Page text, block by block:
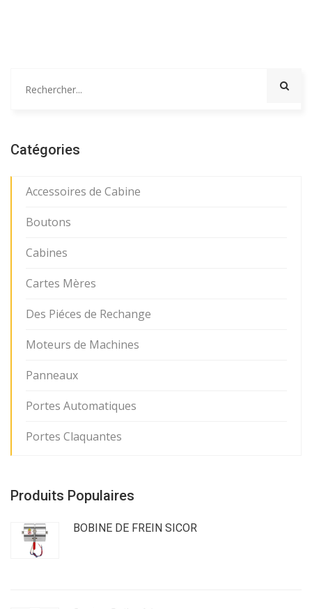
Catégories
Accessoires de Cabine
Boutons
Cabines
Cartes Mères
Des Piéces de Rechange
Moteurs de Machines
Panneaux
Portes Automatiques
Portes Claquantes
Produits Populaires
BOBINE DE FREIN SICOR